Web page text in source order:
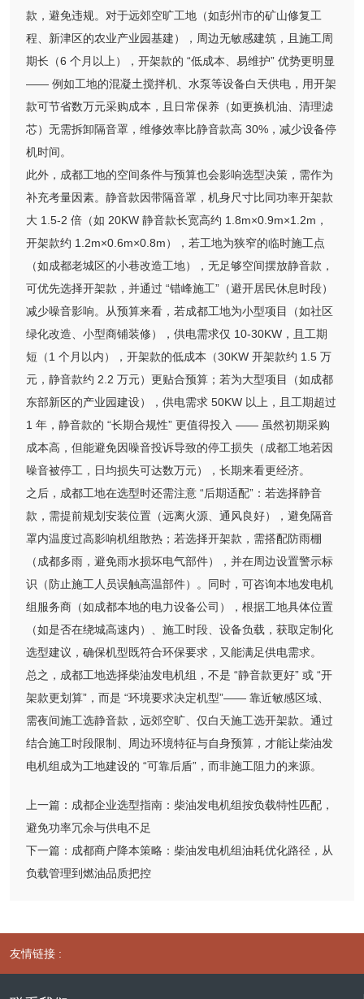
款，避免违规。对于远郊空旷工地（如彭州市的矿山修复工
程、新津区的农业产业园基建），周边无敏感建筑，且施工周
期长（6 个月以上），开架款的 “低成本、易维护” 优势更明显
—— 例如工地的混凝土搅拌机、水泵等设备白天供电，用开架
款可节省数万元采购成本，且日常保养（如更换机油、清理滤
芯）无需拆卸隔音罩，维修效率比静音款高 30%，减少设备停
机时间。
此外，成都工地的空间条件与预算也会影响选型决策，需作为
补充考量因素。静音款因带隔音罩，机身尺寸比同功率开架款
大 1.5-2 倍（如 20KW 静音款长宽高约 1.8m×0.9m×1.2m，
开架款约 1.2m×0.6m×0.8m），若工地为狭窄的临时施工点
（如成都老城区的小巷改造工地），无足够空间摆放静音款，
可优先选择开架款，并通过 “错峰施工”（避开居民休息时段）
减少噪音影响。从预算来看，若成都工地为小型项目（如社区
绿化改造、小型商铺装修），供电需求仅 10-30KW，且工期
短（1 个月以内），开架款的低成本（30KW 开架款约 1.5 万
元，静音款约 2.2 万元）更贴合预算；若为大型项目（如成都
东部新区的产业园建设），供电需求 50KW 以上，且工期超过
1 年，静音款的 “长期合规性” 更值得投入 —— 虽然初期采购
成本高，但能避免因噪音投诉导致的停工损失（成都工地若因
噪音被停工，日均损失可达数万元），长期来看更经济。
之后，成都工地在选型时还需注意 “后期适配”：若选择静音
款，需提前规划安装位置（远离火源、通风良好），避免隔音
罩内温度过高影响机组散热；若选择开架款，需搭配防雨棚
（成都多雨，避免雨水损坏电气部件），并在周边设置警示标
识（防止施工人员误触高温部件）。同时，可咨询本地发电机
组服务商（如成都本地的电力设备公司），根据工地具体位置
（如是否在绕城高速内）、施工时段、设备负载，获取定制化
选型建议，确保机型既符合环保要求，又能满足供电需求。
总之，成都工地选择柴油发电机组，不是 “静音款更好” 或 “开
架款更划算”，而是 “环境要求决定机型”—— 靠近敏感区域、
需夜间施工选静音款，远郊空旷、仅白天施工选开架款。通过
结合施工时段限制、周边环境特征与自身预算，才能让柴油发
电机组成为工地建设的 “可靠后盾”，而非施工阻力的来源。
上一篇： 成都企业选型指南：柴油发电机组按负载特性匹配，
避免功率冗余与供电不足
下一篇： 成都商户降本策略：柴油发电机组油耗优化路径，从
负载管理到燃油品质把控
友情链接 :